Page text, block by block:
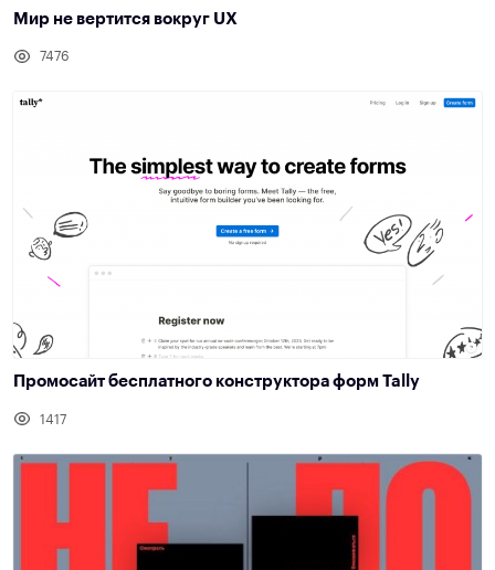
Мир не вертится вокруг UX
7476
Промосайт бесплатного конструктора форм Tally
1417